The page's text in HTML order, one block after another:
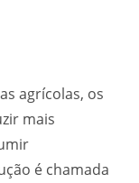
agrícolas, os
mais
é chamada